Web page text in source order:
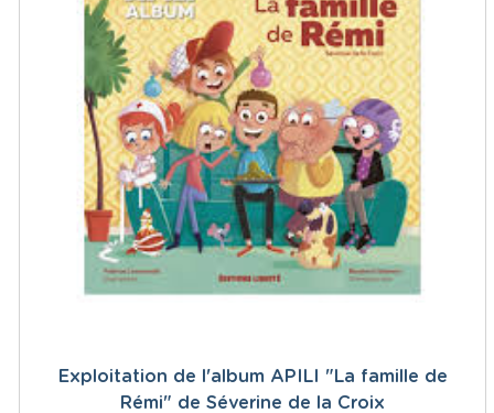
Exploitation de l'album APILI "La famille de
Rémi" de Séverine de la Croix